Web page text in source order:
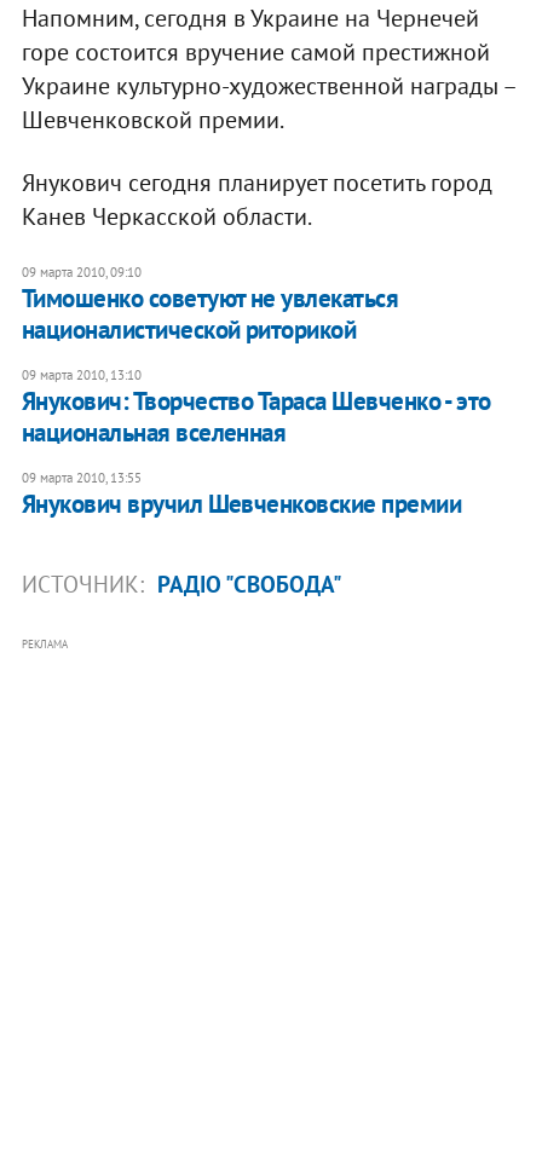
Напомним, сегодня в Украине на Чернечей
горе состоится вручение самой престижной
Украине культурно-художественной награды –
Шевченковской премии.
Янукович сегодня планирует посетить город
Канев Черкасской области.
09 марта 2010, 09:10
Тимошенко советуют не увлекаться
националистической риторикой
09 марта 2010, 13:10
Янукович: Творчество Тараса Шевченко - это
национальная вселенная
09 марта 2010, 13:55
Янукович вручил Шевченковские премии
ИСТОЧНИК: РАДІО "СВОБОДА"
РЕКЛАМА